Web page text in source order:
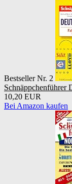
Bestseller Nr. 2
Schnäppchenführer
10,20 EUR
Bei Amazon kaufen